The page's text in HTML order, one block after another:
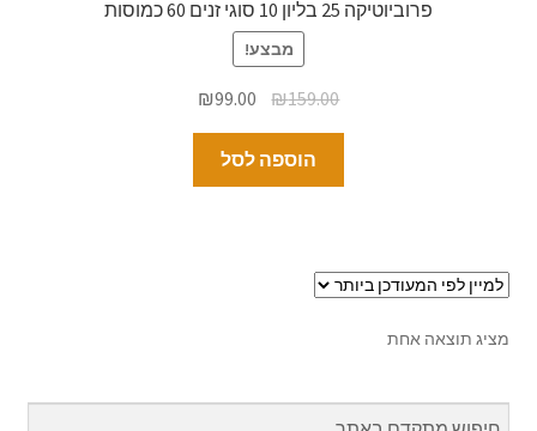
פרוביוטיקה 25 בליון 10 סוגי זנים 60 כמוסות
מבצע!
₪159.00
₪99.00
הוספה לסל
מציג תוצאה אחת